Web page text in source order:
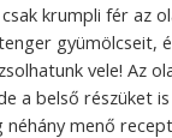
krumpli fér az
gyümölcseit,
vele! Az
a belső részüket
néhány menő